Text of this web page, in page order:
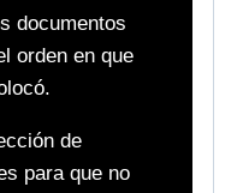
documentos
orden en que
de
para que no